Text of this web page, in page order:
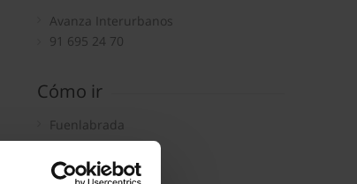
Avanza Interurbanos
91 695 24 70
Cómo ir
Fuenlabrada
Getafe
Parla